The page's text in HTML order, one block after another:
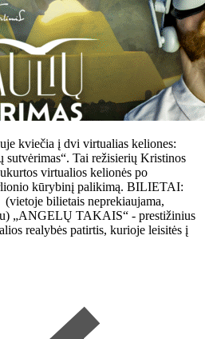
kviečia į dvi virtualias keliones:
sutvėrimas“. Tai režisierių Kristinos
virtualios kelionės po
kūrybinį palikimą. BILIETAI:
bilietais neprekiaujama,
„ANGELŲ TAKAIS“ - prestižinius
realybės patirtis, kurioje leisitės į